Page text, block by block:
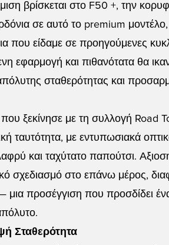
βρίσκεται στο F50 +, την
σε αυτό το premium
που είδαμε σε προηγούμενες
εφαρμογή και πιθανότατα θα
σταθερότητας και
που ξεκίνησε με τη συλλογή Road
ταυτότητα, με εντυπωσιακά
και ταχύτατο παπούτσι.
σχεδιασμό στο επάνω μέρος,
μια προσέγγιση που προσδίδει
Σταθερότητα